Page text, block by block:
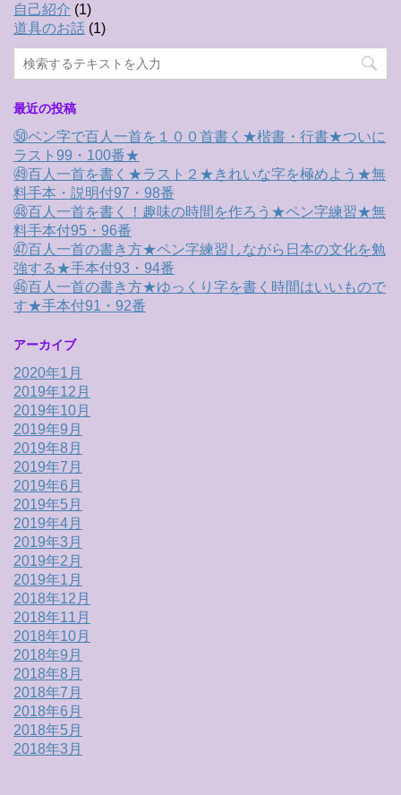
自己紹介 (1)
道具のお話 (1)
最近の投稿
㊿ペン字で百人一首を１００首書く★楷書・行書★ついに
ラスト99・100番★
㊾百人一首を書く★ラスト２★きれいな字を極めよう★無
料手本・説明付97・98番
㊽百人一首を書く！趣味の時間を作ろう★ペン字練習★無
料手本付95・96番
㊼百人一首の書き方★ペン字練習しながら日本の文化を勉
強する★手本付93・94番
㊻百人一首の書き方★ゆっくり字を書く時間はいいもので
す★手本付91・92番
アーカイブ
2020年1月
2019年12月
2019年10月
2019年9月
2019年8月
2019年7月
2019年6月
2019年5月
2019年4月
2019年3月
2019年2月
2019年1月
2018年12月
2018年11月
2018年10月
2018年9月
2018年8月
2018年7月
2018年6月
2018年5月
2018年3月